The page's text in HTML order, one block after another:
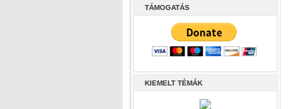
TÁMOGATÁS
KIEMELT TÉMÁK